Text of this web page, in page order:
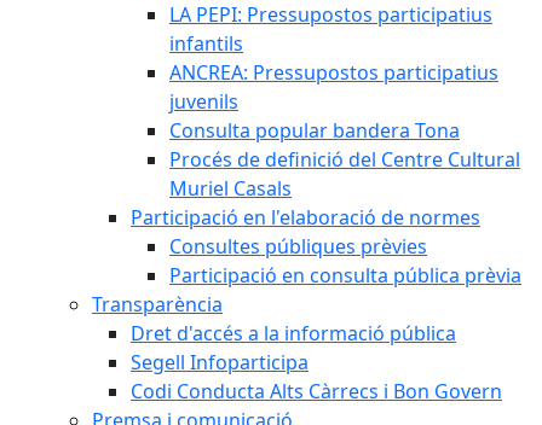
LA PEPI: Pressupostos participatius
infantils
ANCREA: Pressupostos participatius
juvenils
Consulta popular bandera Tona
Procés de definició del Centre Cultural
Muriel Casals
Participació en l'elaboració de normes
Consultes públiques prèvies
Participació en consulta pública prèvia
Transparència
Dret d'accés a la informació pública
Segell Infoparticipa
Codi Conducta Alts Càrrecs i Bon Govern